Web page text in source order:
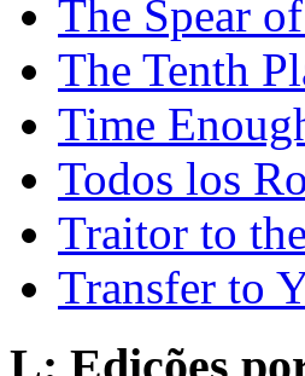
The Spear
The Tenth
Time
Todos los
Traitor to
Transfer to